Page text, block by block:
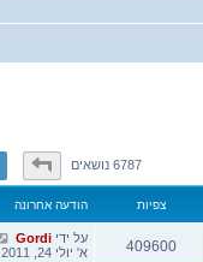
6787 נושאים
דף1מתוך 453
צפיות הודעה אחרונה
409600 על ידי Gordi
א' יולי 24, 2011 8:04 pm